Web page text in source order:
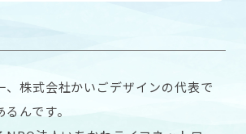
、株式会社かいごデザインの代表で
んです。